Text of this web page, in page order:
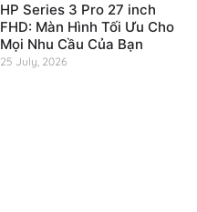
HP Series 3 Pro 27 inch
FHD: Màn Hình Tối Ưu Cho
Mọi Nhu Cầu Của Bạn
25 July, 2026